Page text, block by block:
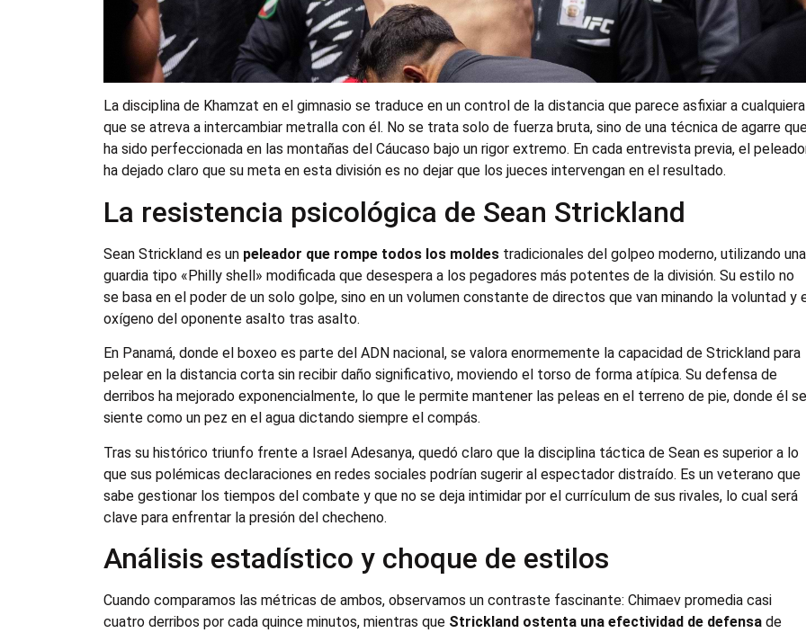
La disciplina de Khamzat en el gimnasio se traduce en un control de la distancia que parece asfixiar a cualquiera
que se atreva a intercambiar metralla con él. No se trata solo de fuerza bruta, sino de una técnica de agarre
ha sido perfeccionada en las montañas del Cáucaso bajo un rigor extremo. En cada entrevista previa, el
ha dejado claro que su meta en esta división es no dejar que los jueces intervengan en el resultado.
La resistencia psicológica de Sean Strickland
Sean Strickland es un peleador que rompe todos los moldes tradicionales del golpeo moderno, utilizando una
guardia tipo «Philly shell» modificada que desespera a los pegadores más potentes de la división. Su estilo no
se basa en el poder de un solo golpe, sino en un volumen constante de directos que van minando la voluntad y
oxígeno del oponente asalto tras asalto.
En Panamá, donde el boxeo es parte del ADN nacional, se valora enormemente la capacidad de Strickland para
pelear en la distancia corta sin recibir daño significativo, moviendo el torso de forma atípica. Su defensa de
derribos ha mejorado exponencialmente, lo que le permite mantener las peleas en el terreno de pie, donde él
siente como un pez en el agua dictando siempre el compás.
Tras su histórico triunfo frente a Israel Adesanya, quedó claro que la disciplina táctica de Sean es superior a lo
que sus polémicas declaraciones en redes sociales podrían sugerir al espectador distraído. Es un veterano que
sabe gestionar los tiempos del combate y que no se deja intimidar por el currículum de sus rivales, lo cual será
clave para enfrentar la presión del checheno.
Análisis estadístico y choque de estilos
Cuando comparamos las métricas de ambos, observamos un contraste fascinante: Chimaev promedia casi
cuatro derribos por cada quince minutos, mientras que Strickland ostenta una efectividad de defensade